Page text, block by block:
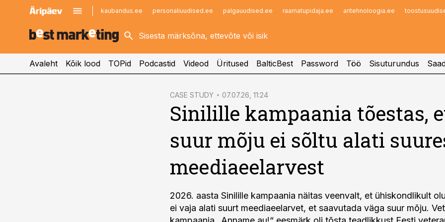
kaubandus.ee personaliuudised.ee palgauudised.ee raamatupidaja.ee aritehnoloogia.ee
kinnisvarauudised.ee
logistikauudised.ee
imelineajalugu.ee
Infopank
Avaleht Kõik lood TOPid Podcastid Videod Üritused BalticBest Password Töö Sisuturundus
CASE STUDY 07.07.26, 11:24
Sinilille kampaania tõestas,
suur mõju ei sõltu alati
meediaeelarvest
2026. aasta Sinilille kampaania näitas veenvalt, et ühiskondlikult
ei vaja alati suurt meediaeelarvet, et saavutada väga suur mõju.